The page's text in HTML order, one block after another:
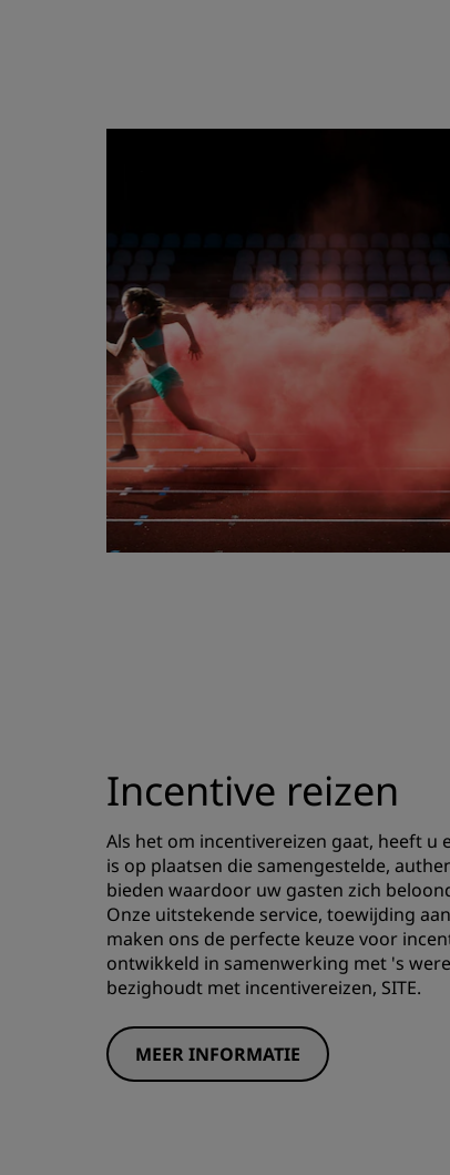
Incentive reizen
Als het om incentivereizen gaat, heeft
is op plaatsen die samengestelde,
bieden waardoor uw gasten zich
Onze uitstekende service, toewijding
maken ons de perfecte keuze voor
ontwikkeld in samenwerking met 's
bezighoudt met incentivereizen, SITE.
MEER INFORMATIE